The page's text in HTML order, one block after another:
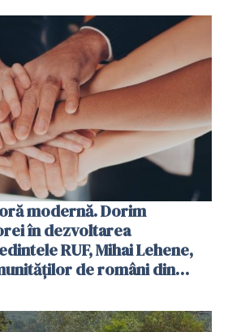
modernă. Dorim
în dezvoltarea
RUF, Mihai Lehene,
de români din